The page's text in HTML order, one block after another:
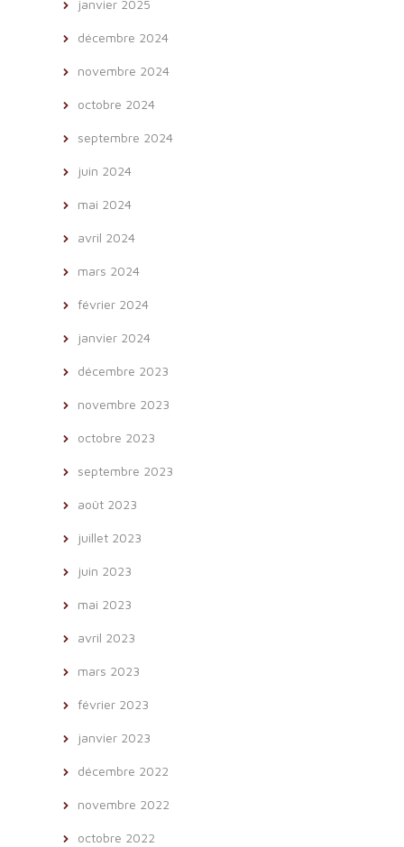
janvier 2025
décembre 2024
novembre 2024
octobre 2024
septembre 2024
juin 2024
mai 2024
avril 2024
mars 2024
février 2024
janvier 2024
décembre 2023
novembre 2023
octobre 2023
septembre 2023
août 2023
juillet 2023
juin 2023
mai 2023
avril 2023
mars 2023
février 2023
janvier 2023
décembre 2022
novembre 2022
octobre 2022